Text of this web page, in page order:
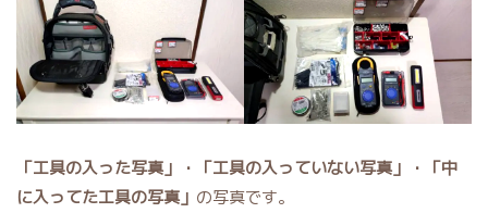
「工具の入った写真」・「工具の入っていない写真」・「中
に入ってた工具の写真」 の写真です。